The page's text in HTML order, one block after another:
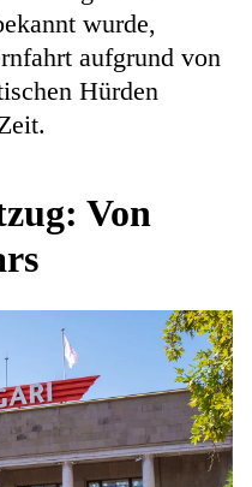
wurde,
aufgrund von
Hürden
Von